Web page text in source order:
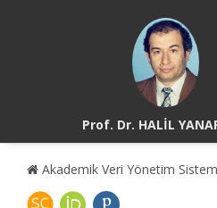
Prof. Dr. HALİL
Akademik Veri Yönetim